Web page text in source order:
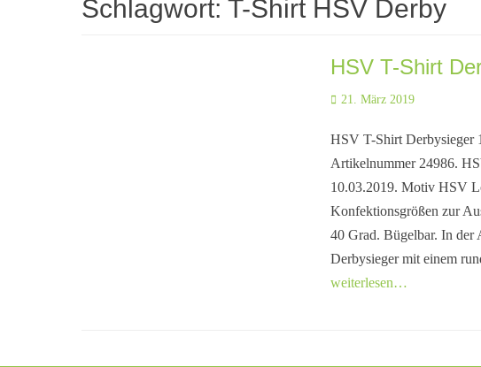
Schlagwort: T-Shirt HSV Derby
HSV T-Shirt
Posted
21. März 2019
HSV T-Shirt Derbysieger
Artikelnummer 24986.
10.03.2019. Motiv HSV
Konfektionsgrößen zur
40 Grad. Bügelbar. In der
Derbysieger mit einem
weiterlesen…